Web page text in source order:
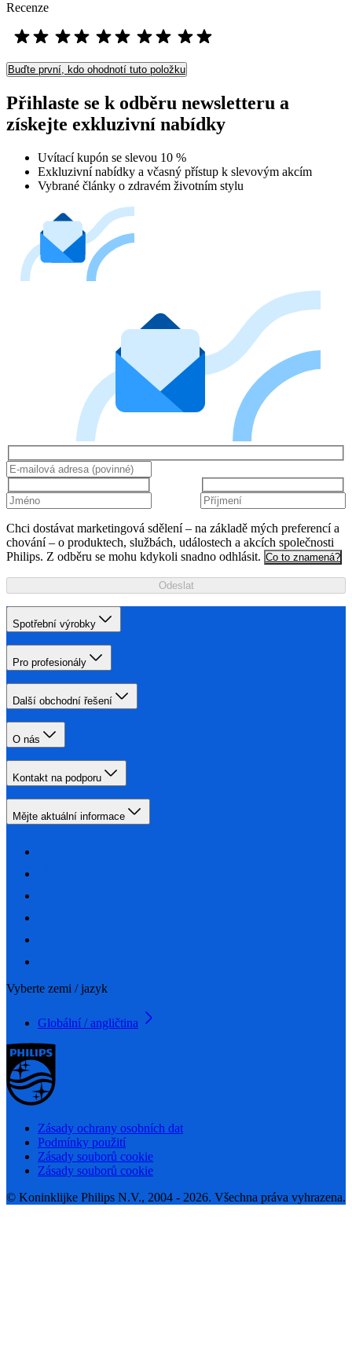
Recenze
Buďte první, kdo ohodnotí tuto položku
Přihlaste se k odběru newsletteru a
získejte exkluzivní nabídky
Uvítací kupón se slevou 10 %
Exkluzivní nabídky a včasný přístup k slevovým akcím
Vybrané články o zdravém životním stylu
Chci dostávat marketingová sdělení – na základě mých preferencí a
chování – o produktech, službách, událostech a akcích společnosti
Philips. Z odběru se mohu kdykoli snadno odhlásit. Co to znamená?
Odeslat
Spotřební výrobky
Pro profesionály
Další obchodní řešení
O nás
Kontakt na podporu
Mějte aktuální informace
Vyberte zemi / jazyk
Globální / angličtina
Zásady ochrany osobních dat
Podmínky použití
Zásady souborů cookie
Zásady souborů cookie
© Koninklijke Philips N.V., 2004 - 2026. Všechna práva vyhrazena.